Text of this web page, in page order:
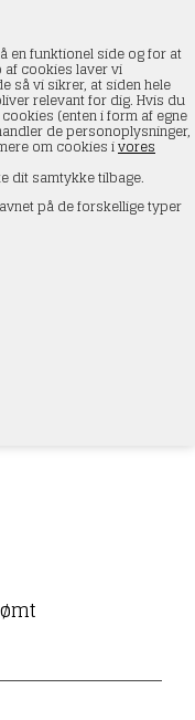
en funktionel side og for at
cookies laver vi
så vi sikrer, at siden hele
relevant for dig. Hvis du
(enten i form af egne
de personoplysninger,
om cookies ivores
dit samtykke tilbage.
på de forskellige typer